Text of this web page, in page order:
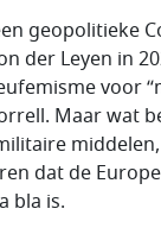
geopolitieke
der Leyen in
voor
Maar wat
dat de
bla is.